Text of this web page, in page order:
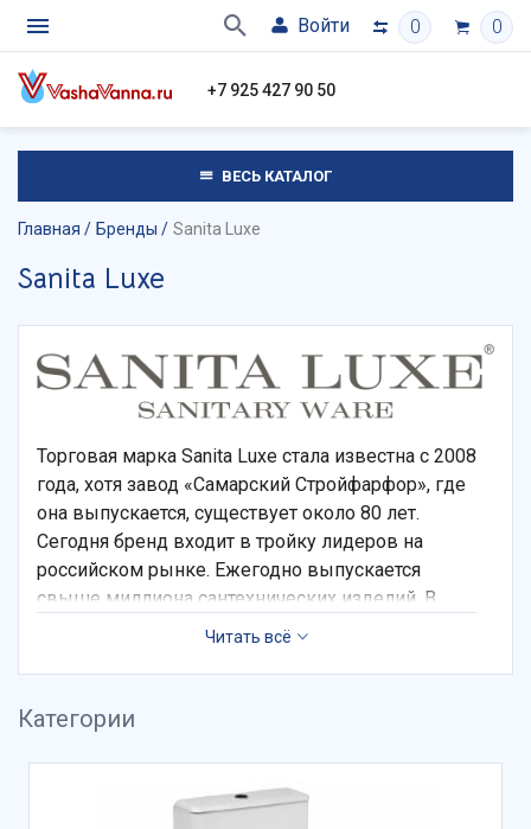
Войти 0 0
+7 925 427 90 50
ВЕСЬ КАТАЛОГ
Главная Бренды Sanita Luxe
Sanita Luxe
Торговая марка Sanita Luxe стала известна с 2008
года, хотя завод «Самарский Стройфарфор», где
она выпускается, существует около 80 лет.
Сегодня бренд входит в тройку лидеров на
российском рынке. Ежегодно выпускается
свыше миллиона сантехнических изделий. В
номенклатурном ряду представлены мебель и
Среди достоинств «Санита Люкс»:
четкая геометрия конструкций за счет
технологии литья под высоким давлением;
Категории